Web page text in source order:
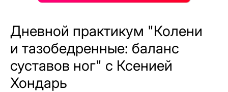
Дневной практикум "Колени
и тазобедренные: баланс
суставов ног" с Ксенией
Хондарь